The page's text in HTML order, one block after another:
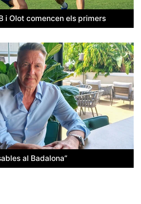
i Olot comencen els primers
al Badalona”